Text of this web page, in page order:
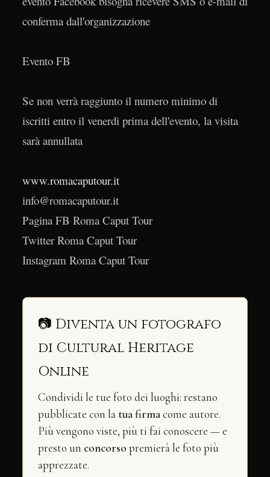
conferma dall'organizzazione
Evento FB
Se non verrà raggiunto il numero minimo di
iscritti entro il venerdi prima dell'evento, la visita
sarà annullata
www.romacaputour.it
info@romacaputour.it
Pagina FB Roma Caput Tour
Twitter Roma Caput Tour
Instagram Roma Caput Tour
📷 Diventa un fotografo
di Cultural Heritage
Online
Condividi le tue foto dei luoghi: restano
pubblicate con la tua firmacome autore.
Più vengono viste, più ti fai conoscere — e
presto un concorso premierà le foto più
apprezzate.